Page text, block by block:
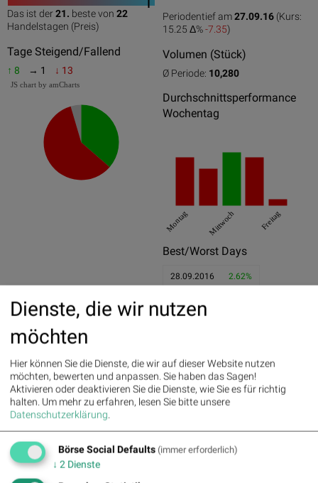
0 50
Das ist der21. beste von 22
Handelstagen (Preis)
Tage Steigend/Fallend
↑ 8 → 1 ↓ 13
JS chart by amCharts
Periodentief am27.09.16 (Kurs:
15.25 Δ%-7.35)
Volumen (Stück)
Ø Periode: 10,280
Durchschnittsperformance
Wochentag
Montag Mittwoch Freitag
Best/Worst Days
28.09.2016 2.62%
13.10.2016 -2.23%
21.09.2016 -1.59%
Pics
Dienste, die wir nutzen
möchten
Hier können Sie die Dienste, die wir auf dieser Website nutzen
möchten, bewerten und anpassen. Sie haben das Sagen!
Aktivieren oder deaktivieren Sie die Dienste, wie Sie es für richtig
halten. Um mehr zu erfahren, lesen Sie bitte unsere
Datenschutzerklärung.
Börse Social Defaults (immer erforderlich)
↓ 2 Dienste